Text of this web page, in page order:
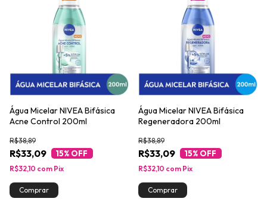
Água Micelar NIVEA Bifásica
Acne Control 200ml
R$33,09
R$38,89
15% OFF
R$32,10 com Pix
Água Micelar NIVEA Bifásica
Regeneradora 200ml
R$33,09
R$38,89
15% OFF
R$32,10 com Pix